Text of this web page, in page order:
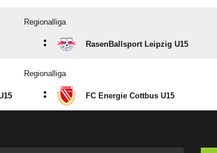
Regionalliga
: RasenBallsport Leipzig U15
Regionalliga
: FC Energie Cottbus U15